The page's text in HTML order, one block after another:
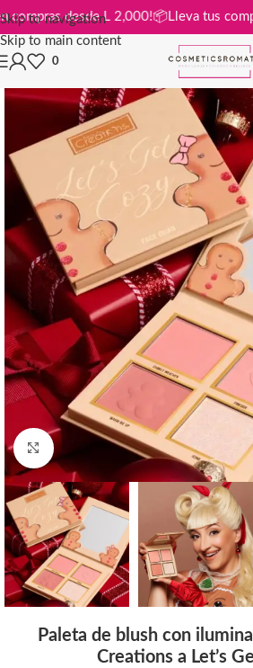
Skip to navigation
Skip to main content
en compras desde L 2,000!📦Lleva tus
0
Click to enlarge
Paleta de blush con
Creations a Let’s